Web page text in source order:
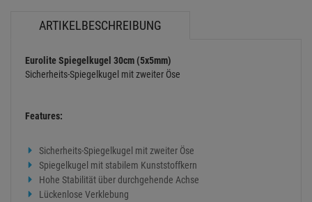
ARTIKELBESCHREIBUNG
Eurolite Spiegelkugel 30cm (5x5mm)
Sicherheits-Spiegelkugel mit zweiter Öse
Features:
Sicherheits-Spiegelkugel mit zweiter Öse
Spiegelkugel mit stabilem Kunststoffkern
Hohe Stabilität über durchgehende Achse
Lückenlose Verklebung